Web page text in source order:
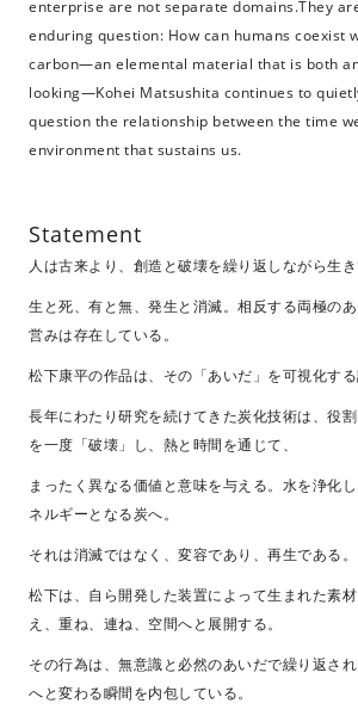
enterprise are not separate domains.They
enduring question: How can humans coexist
carbon—an elemental material that is both
looking—Kohei Matsushita continues to
question the relationship between the time
environment that sustains us.
Statement
人は古来より、創造と破壊を繰り返しながら生き
生と死、有と無、発生と消滅。相反する両極の
営みは存在している。
松下康平の作品は、その「あいだ」を可視化する
長年にわたり研究を続けてきた炭化技術は、役
を一度「破壊」し、熱と時間を通じて、
まったく異なる価値と意味を与える。水を浄化
ネルギーとなる炭へ。
それは消滅ではなく、変容であり、再生である。
松下は、自ら開発した装置によって生まれた素
え、重ね、連ね、空間へと展開する。
その行為は、無意識と必然のあいだで繰り返さ
へと変わる瞬間を内包している。